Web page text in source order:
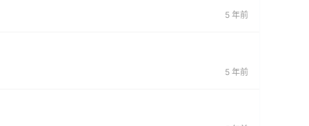
5 年前
5 年前